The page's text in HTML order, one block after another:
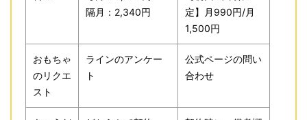
隔月：2,340円
定】月990円/月
1,500円
おもちゃ
のリクエ
スト
ラインのアンケー
ト
公式ページの問い
合わせ